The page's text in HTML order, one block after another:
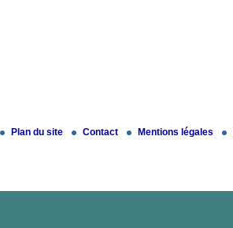
Plan du site Contact Mentions légales